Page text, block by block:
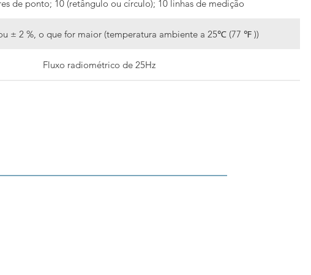
de ponto; 10 (retângulo ou círculo); 10 linhas de medição
± 2 %, o que for maior (temperatura ambiente a 25℃ (77 ℉ ))
Fluxo radiométrico de 25Hz